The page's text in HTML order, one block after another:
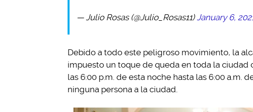
— Julio Rosas (@Julio_Rosas11)January 6,
Debido a todo este peligroso movimiento, la
impuesto un toque de queda en toda la ciudad
las 6:00 p.m. de esta noche hasta las 6:00 a.m.
ninguna persona a la ciudad.